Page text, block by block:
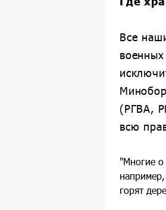
Все
(РГВА,
всю
"Многие
горят